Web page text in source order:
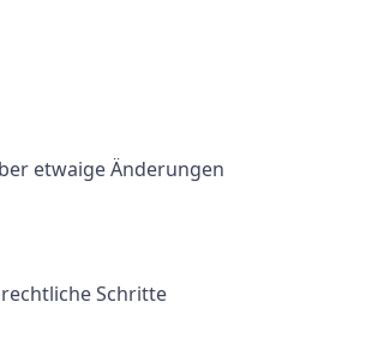
etwaige Änderungen
Schritte